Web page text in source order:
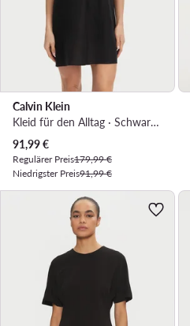
Calvin Klein
Kleid für den Alltag · Schwarz · Mini
Aktueller Preis
91,99€
Regulärer Preis179,99 €
Niedrigster Preis91,99 €